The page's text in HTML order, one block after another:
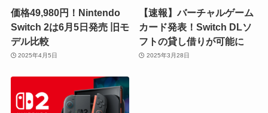
価格49,980円！Nintendo
Switch 2は6月5日発売 旧モ
デル比較
2025年4月5日
【速報】バーチャルゲーム
カード発表！Switch DLソ
フトの貸し借りが可能に
2025年3月28日